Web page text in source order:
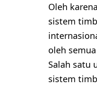
Oleh
sistem
oleh
Salah satu
sistem